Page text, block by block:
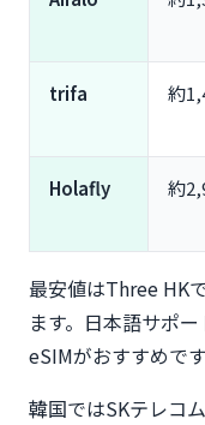
trifa 約
Holafly 約
最安値はThree HK
ます。日本語サポ
eSIMがおすすめです
韓国ではSKテレコ